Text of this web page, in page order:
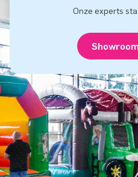
Onze experts